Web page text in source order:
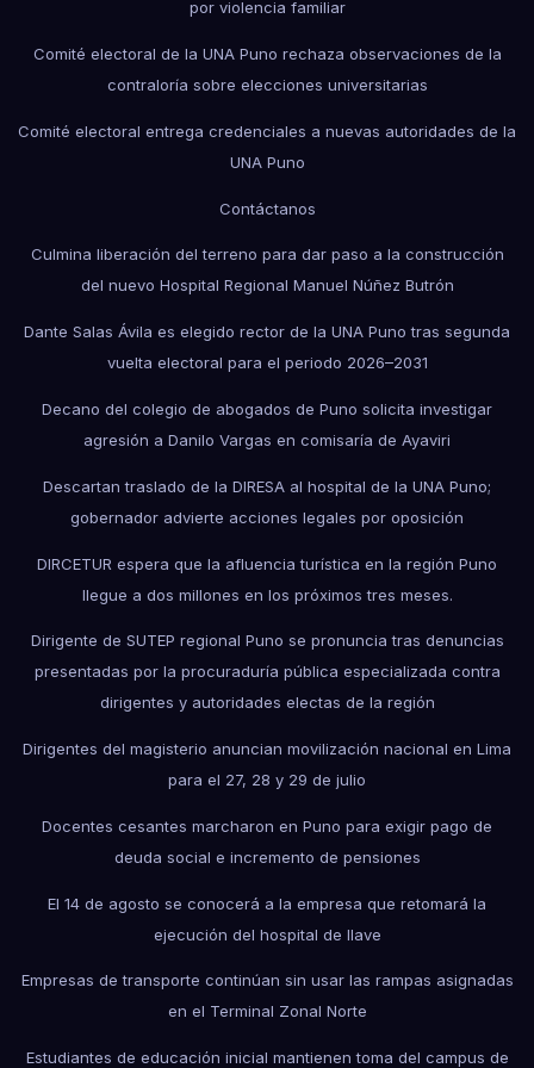
por violencia familiar
Comité electoral de la UNA Puno rechaza observaciones de la
contraloría sobre elecciones universitarias
Comité electoral entrega credenciales a nuevas autoridades de la
UNA Puno
Contáctanos
Culmina liberación del terreno para dar paso a la construcción
del nuevo Hospital Regional Manuel Núñez Butrón
Dante Salas Ávila es elegido rector de la UNA Puno tras segunda
vuelta electoral para el periodo 2026–2031
Decano del colegio de abogados de Puno solicita investigar
agresión a Danilo Vargas en comisaría de Ayaviri
Descartan traslado de la DIRESA al hospital de la UNA Puno;
gobernador advierte acciones legales por oposición
DIRCETUR espera que la afluencia turística en la región Puno
llegue a dos millones en los próximos tres meses.
Dirigente de SUTEP regional Puno se pronuncia tras denuncias
presentadas por la procuraduría pública especializada contra
dirigentes y autoridades electas de la región
Dirigentes del magisterio anuncian movilización nacional en Lima
para el 27, 28 y 29 de julio
Docentes cesantes marcharon en Puno para exigir pago de
deuda social e incremento de pensiones
El 14 de agosto se conocerá a la empresa que retomará la
ejecución del hospital de Ilave
Empresas de transporte continúan sin usar las rampas asignadas
en el Terminal Zonal Norte
Estudiantes de educación inicial mantienen toma del campus de